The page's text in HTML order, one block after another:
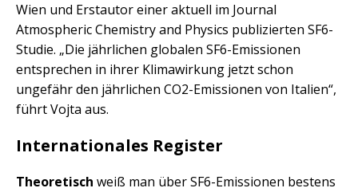
Wien und Erstautor einer aktuell im Journal
Atmospheric Chemistry and Physics publizierten SF6-
Studie. „Die jährlichen globalen SF6-Emissionen
entsprechen in ihrer Klimawirkung jetzt schon
ungefähr den jährlichen CO2-Emissionen von Italien“,
führt Vojta aus.
Internationales Register
Theoretisch weiß man über SF6-Emissionen bestens